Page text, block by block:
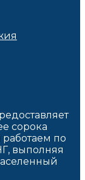
сорока
по
выполняя